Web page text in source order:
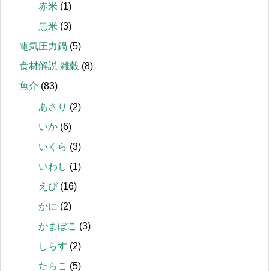
赤米 (1)
黒米 (3)
電気圧力鍋 (5)
食材解説 雑穀 (8)
魚介 (83)
あさり (2)
いか (6)
いくら (3)
いわし (1)
えび(16)
かに (2)
かまぼこ (3)
しらす (2)
たらこ (5)